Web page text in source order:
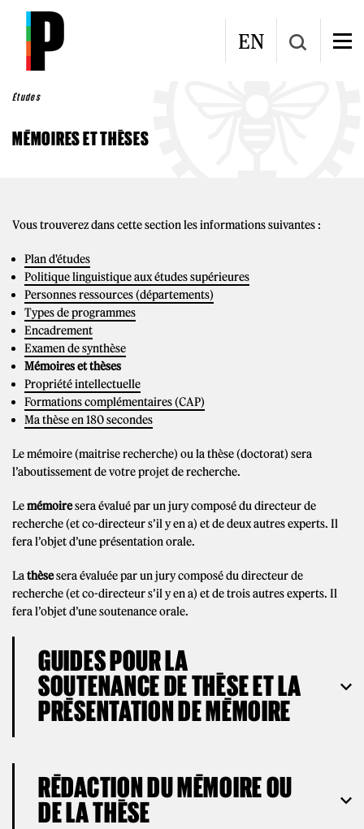
Aller au contenu principal
EN
Études
MÉMOIRES ET THÈSES
Vous trouverez dans cette section les informations suivantes :
Plan d'études
Politique linguistique aux études supérieures
Personnes ressources (départements)
Types de programmes
Encadrement
Examen de synthèse
Mémoires et thèses
Propriété intellectuelle
Formations complémentaires (CAP)
Ma thèse en 180 secondes
Le mémoire (maitrise recherche) ou la thèse (doctorat) sera
l’aboutissement de votre projet de recherche.
Lemémoiresera évalué par un jury composé du directeur de
recherche (et co-directeur s’il y en a) et de deux autres experts. Il
fera l’objet d’une présentation orale.
Lathèsesera évaluée par un jury composé du directeur de
recherche (et co-directeur s’il y en a) et de trois autres experts. Il
fera l’objet d’une soutenance orale.
GUIDES POUR LA
SOUTENANCE DE THÈSE ET LA
PRÉSENTATION DE MÉMOIRE
RÉDACTION DU MÉMOIRE OU
DE LA THÈSE